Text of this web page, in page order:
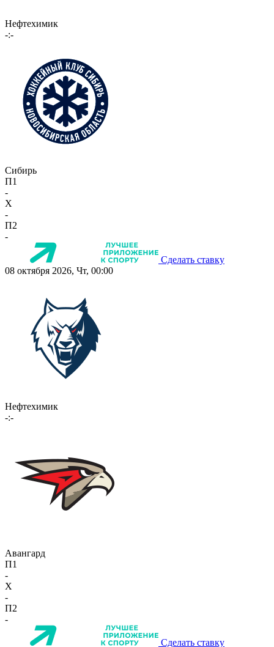
Нефтехимик
-:-
Сибирь
П1
-
X
-
П2
-
Сделать ставку
08 октября 2026, Чт, 00:00
Нефтехимик
-:-
Авангард
П1
-
X
-
П2
-
Сделать ставку